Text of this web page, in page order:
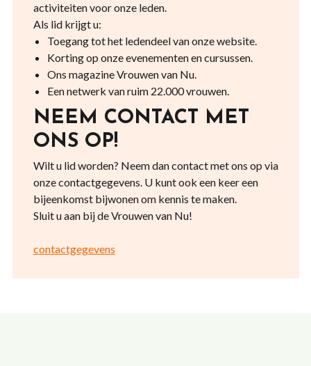
activiteiten voor onze leden.
Als lid krijgt u:
Toegang tot het ledendeel van onze website.
Korting op onze evenementen en cursussen.
Ons magazine Vrouwen van Nu.
Een netwerk van ruim 22.000 vrouwen.
NEEM CONTACT MET
ONS OP!
Wilt u lid worden? Neem dan contact met ons op via
onze contactgegevens. U kunt ook een keer een
bijeenkomst bijwonen om kennis te maken.
Sluit u aan bij de Vrouwen van Nu!
contactgegevens